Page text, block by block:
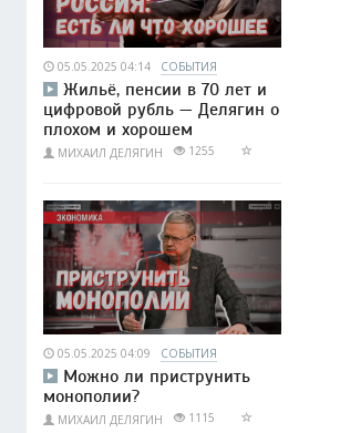
05.05.2025 04:14 СОБЫТИЯ
Жильё, пенсии в 70 лет и
цифровой рубль — Делягин о
плохом и хорошем
МИХАИЛ ДЕЛЯГИН 1255
05.05.2025 04:09 СОБЫТИЯ
Можно ли приструнить
монополии?
МИХАИЛ ДЕЛЯГИН 1115